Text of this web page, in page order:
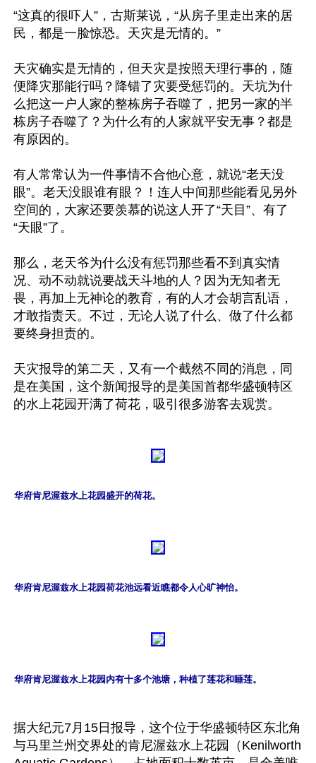
“这真的很吓人”，古斯莱说，“从房子里走出来的居
民，都是一脸惊恐。天灾是无情的。”
天灾确实是无情的，但天灾是按照天理行事的，随
便降灾那能行吗？降错了灾要受惩罚的。天坑为什
么把这一户人家的整栋房子吞噬了，把另一家的半
栋房子吞噬了？为什么有的人家就平安无事？都是
有原因的。
有人常常认为一件事情不合他心意，就说“老天没
眼”。老天没眼谁有眼？！连人中间那些能看见另外
空间的，大家还要羡慕的说这人开了“天目”、有了
“天眼”了。
那么，老天爷为什么没有惩罚那些看不到真实情
况、动不动就说要战天斗地的人？因为无知者无
畏，再加上无神论的教育，有的人才会胡言乱语，
才敢指责天。不过，无论人说了什么、做了什么都
要终身担责的。
天灾报导的第二天，又有一个截然不同的消息，同
是在美国，这个新闻报导的是美国首都华盛顿特区
的水上花园开满了荷花，吸引很多游客去观赏。
华府肯尼渥兹水上花园盛开的荷花。
华府肯尼渥兹水上花园荷花池远看近瞧都令人心旷神怡。
华府肯尼渥兹水上花园内有十多个池塘，种植了莲花和睡莲。
据大纪元7月15日报导，这个位于华盛顿特区东北角
与马里兰州交界处的肯尼渥兹水上花园（Kenilworth